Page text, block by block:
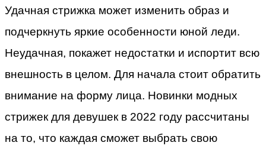
Удачная стрижка может изменить образ и
подчеркнуть яркие особенности юной леди.
Неудачная, покажет недостатки и испортит всю
внешность в целом. Для начала стоит обратить
внимание на форму лица. Новинки модных
стрижек для девушек в 2022 году рассчитаны
на то, что каждая сможет выбрать свою